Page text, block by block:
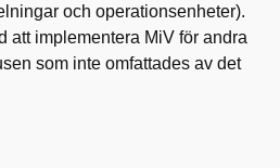
och operationsenheter).
att implementera MiV för andra
som inte omfattades av det